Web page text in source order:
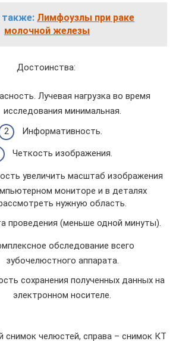
также: Лимфоузлы при раке
молочной железы
Достоинства:
Лучевая нагрузка во время
исследования минимальная.
Информативность.
Четкость изображения.
увеличить масштаб изображения
мониторе и в деталях
нужную область.
проведения (меньше одной минуты).
обследование всего
зубочелюстного аппарата.
сохранения полученных данных на
электронном носителе.
снимок челюстей, справа – снимок КТ